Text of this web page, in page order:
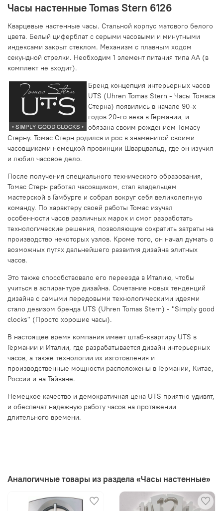
Часы настенные Tomas Stern 6126
Кварцевые настенные часы. Стальной корпус матового белого
цвета. Белый циферблат с серыми часовыми и минутными
индексами закрыт стеклом. Механизм с плавным ходом
секундной стрелки. Необходим 1 элемент питания типа АА (в
комплект не входит).
Бренд концепция интерьерных часов
UTS (Uhren Tomas Stern - Часы Томаса
Стерна) появились в начале 90-х
годов 20-го века в Германии, и
обязана своим рождением Томасу
Стерну. Томас Стерн родился и рос в знаменитой своими
часовщиками немецкой провинции Шварцвальд, где он изучил
и любил часовое дело.
После получения специального технического образования,
Томас Стерн работал часовщиком, стал владельцем
мастерской в Гамбурге и собрал вокруг себя великолепную
команду. По характеру своей работы Томас изучал
особенности часов различных марок и смог разработать
технологические решения, позволяющие сократить затраты на
производство некоторых узлов. Кроме того, он начал думать о
возможных путях дальнейшего развития дизайна элитных
часов.
Это также способствовало его переезда в Италию, чтобы
учиться в аспирантуре дизайна. Сочетание новых тенденций
дизайна с самыми передовыми технологическими идеями
стало девизом бренда UTS (Uhren Tomas Stern) - "Simply good
clocks" (Просто хорошие часы).
В настоящее время компания имеет штаб-квартиру UTS в
Германии и Италии, где разрабатывается дизайн интерьерных
часов, а также технологии их изготовления и
производственные мощности расположены в Германии, Китае,
России и на Тайване.
Немецкое качество и демократичная цена UTS приятно удивят,
и обеспечат надежную работу часов на протяжении
длительного времени.
Аналогичные товары из раздела «Часы настенные»